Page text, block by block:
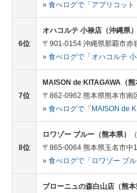
» 食べログで「アプリコッ
6位
オハコルテ 小禄店（沖縄県）
〒901-0154 沖縄県那覇市赤
» 食べログで「オハコルテ
7位
MAISON de KITAGAWA（熊
〒862-0962 熊本県熊本市南
» 食べログで「MAISON de
8位
ロワゾー ブルー（熊本県）
〒865-0064 熊本県玉名市中
» 食べログで「ロワゾー ブ
ブローニュの森白山店（熊本